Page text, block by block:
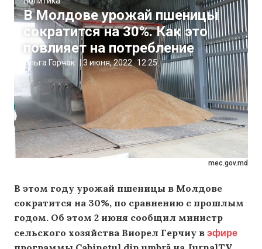
mec.gov.md
В Молдове урожай пшеницы
сократится на 30%. Как это
повлияет на потребление
Ольга Горчак | 3 июня, 2022 12:25
В этом году урожай пшеницы в Молдове
сократится на 30%, по сравнению с прошлым
годом. Об этом 2 июня сообщил министр
сельского хозяйства Виорел Герчиу в эфире